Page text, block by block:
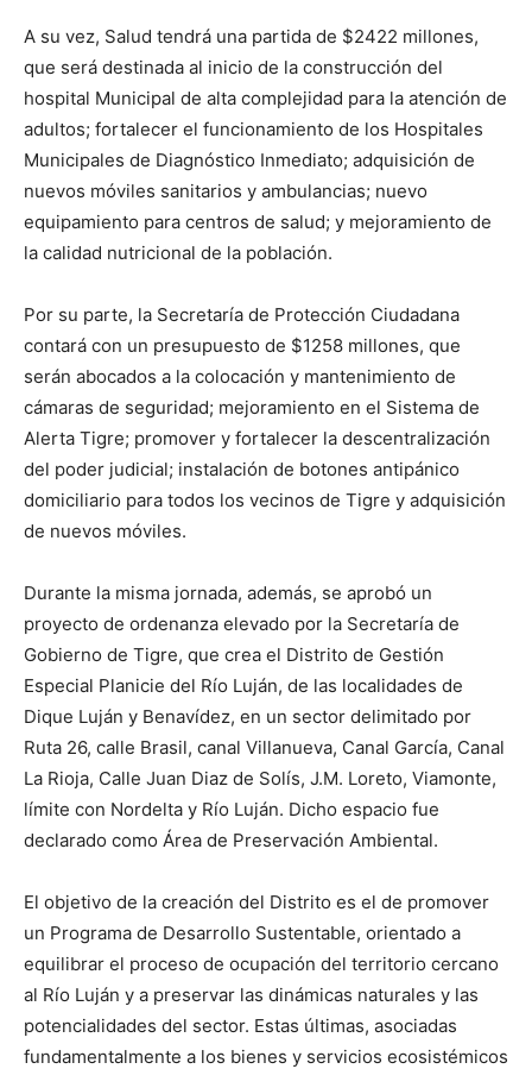
A su vez, Salud tendrá una partida de $2422 millones,
que será destinada al inicio de la construcción del
hospital Municipal de alta complejidad para la atención de
adultos; fortalecer el funcionamiento de los Hospitales
Municipales de Diagnóstico Inmediato; adquisición de
nuevos móviles sanitarios y ambulancias; nuevo
equipamiento para centros de salud; y mejoramiento de
la calidad nutricional de la población.
Por su parte, la Secretaría de Protección Ciudadana
contará con un presupuesto de $1258 millones, que
serán abocados a la colocación y mantenimiento de
cámaras de seguridad; mejoramiento en el Sistema de
Alerta Tigre; promover y fortalecer la descentralización
del poder judicial; instalación de botones antipánico
domiciliario para todos los vecinos de Tigre y adquisición
de nuevos móviles.
Durante la misma jornada, además, se aprobó un
proyecto de ordenanza elevado por la Secretaría de
Gobierno de Tigre, que crea el Distrito de Gestión
Especial Planicie del Río Luján, de las localidades de
Dique Luján y Benavídez, en un sector delimitado por
Ruta 26, calle Brasil, canal Villanueva, Canal García, Canal
La Rioja, Calle Juan Diaz de Solís, J.M. Loreto, Viamonte,
límite con Nordelta y Río Luján. Dicho espacio fue
declarado como Área de Preservación Ambiental.
El objetivo de la creación del Distrito es el de promover
un Programa de Desarrollo Sustentable, orientado a
equilibrar el proceso de ocupación del territorio cercano
al Río Luján y a preservar las dinámicas naturales y las
potencialidades del sector. Estas últimas, asociadas
fundamentalmente a los bienes y servicios ecosistémicos